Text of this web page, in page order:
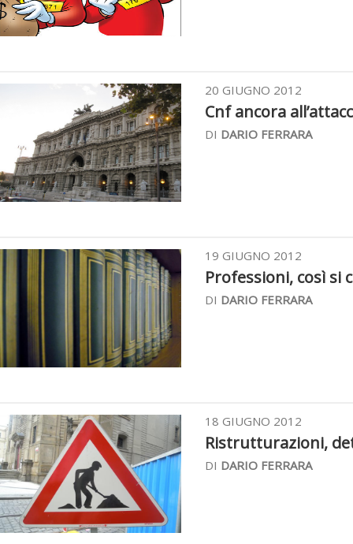
20 GIUGNO 2012
Cnf ancora
DI DARIO FERRARA
19 GIUGNO 2012
Professioni, così si
DI DARIO FERRARA
18 GIUGNO 2012
Ristrutturazioni,
DI DARIO FERRARA